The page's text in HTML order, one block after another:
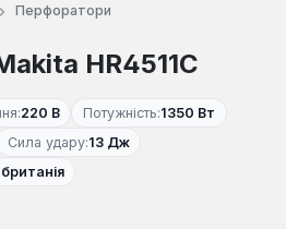
Перфоратори
HR4511C
220 В Потужність:1350 Вт
Сила удару:13 Дж